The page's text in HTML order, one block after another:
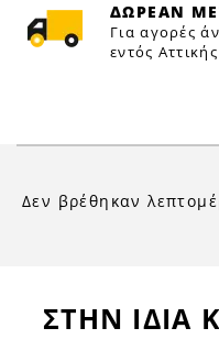
ΔΩΡΕΑΝ
Για αγορές
εντός Αττικής
Δεν βρέθηκαν
ΣΤΗΝ ΙΔΙΑ